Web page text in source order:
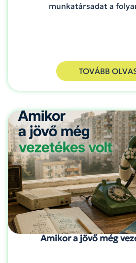
munkatársadat a
TOVÁBB
Amikor a jövő még